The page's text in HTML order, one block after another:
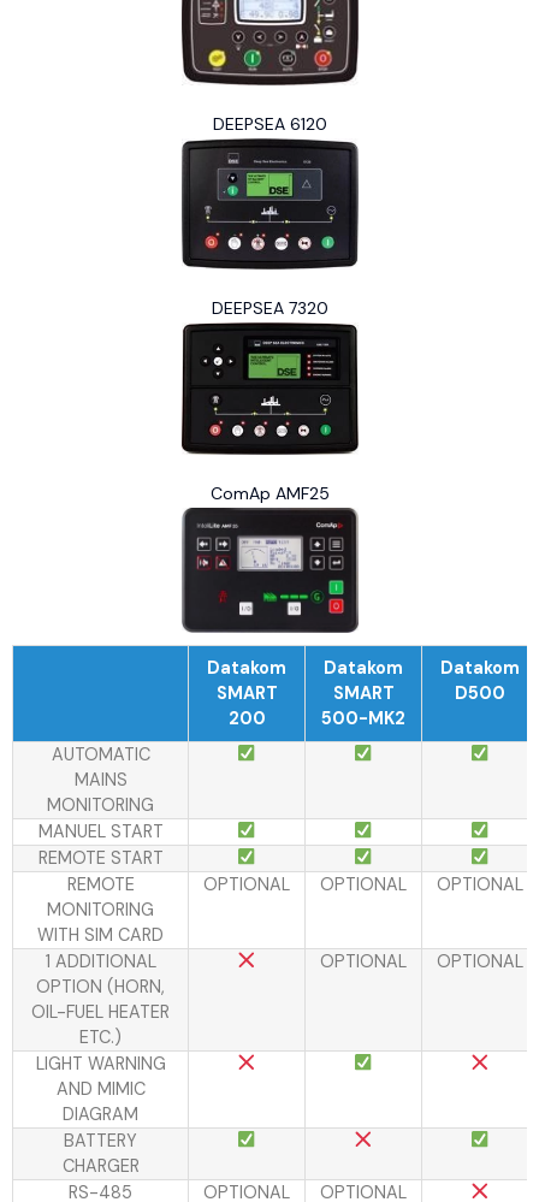
DEEPSEA 6120
DEEPSEA 7320
ComAp AMF25
Datakom
SMART
200
Datakom
SMART
500-MK2
Datakom
D500
AUTOMATIC
MAINS
MONITORING
MANUEL START
REMOTE START
REMOTE
MONITORING
WITH SIM CARD
OPTIONAL OPTIONAL OPTIONAL
1 ADDITIONAL
OPTION (HORN,
OIL-FUEL HEATER
ETC.)
OPTIONAL OPTIONAL
LIGHT WARNING
AND MIMIC
DIAGRAM
BATTERY
CHARGER
RS-485
OPTIONAL OPTIONAL